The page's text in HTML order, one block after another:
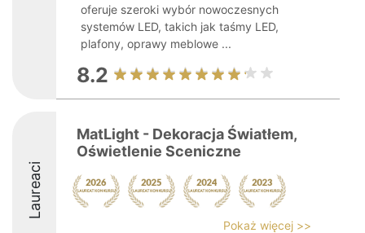
oferuje szeroki wybór nowoczesnych
systemów LED, takich jak taśmy LED,
plafony, oprawy meblowe ...
8.2
Laureaci
MatLight - Dekoracja Światłem,
Oświetlenie Sceniczne
Pokaż więcej >>